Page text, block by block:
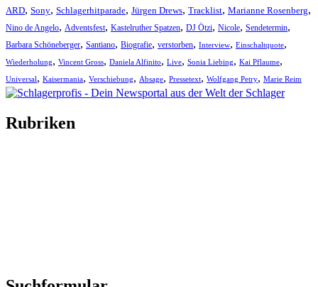
ARD, Sony, Schlagerhitparade, Jürgen Drews, Tracklist, Marianne Rosenberg,
Nino de Angelo, Adventsfest, Kastelruther Spatzen, DJ Ötzi, Nicole, Sendetermin,
Barbara Schöneberger, Santiano, Biografie, verstorben, Interview, Einschaltquote,
Wiederholung, Vincent Gross, Daniela Alfinito, Live, Sonia Liebing, Kai Pflaume,
Universal, Kaisermania, Verschiebung, Absage, Pressetext, Wolfgang Petry, Marie Reim
Rubriken